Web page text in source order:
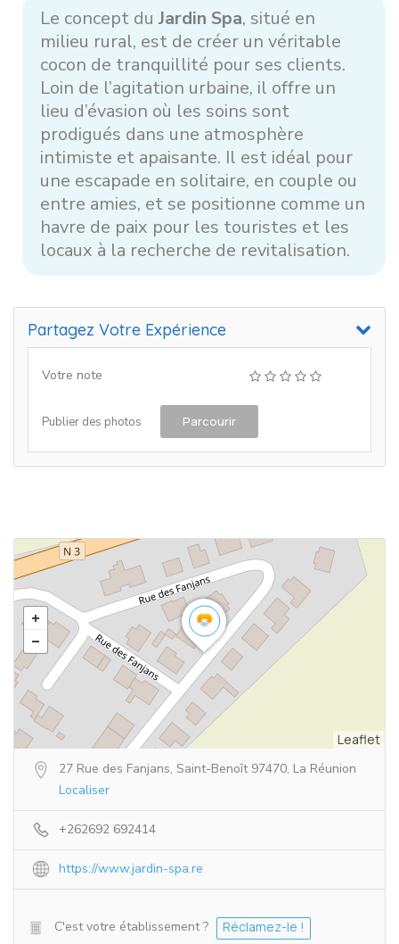
Le concept du Jardin Spa, situé en
milieu rural, est de créer un véritable
cocon de tranquillité pour ses clients.
Loin de l’agitation urbaine, il offre un
lieu d’évasion où les soins sont
prodigués dans une atmosphère
intimiste et apaisante. Il est idéal pour
une escapade en solitaire, en couple ou
entre amies, et se positionne comme un
havre de paix pour les touristes et les
locaux à la recherche de revitalisation.
Partagez Votre Expérience
Votre note
Publier des photos Parcourir
Leaflet
27 Rue des Fanjans, Saint-Benoît 97470, La Réunion
Localiser
+262692 692414
https://www.jardin-spa.re
C'est votre établissement ? Réclamez-le !